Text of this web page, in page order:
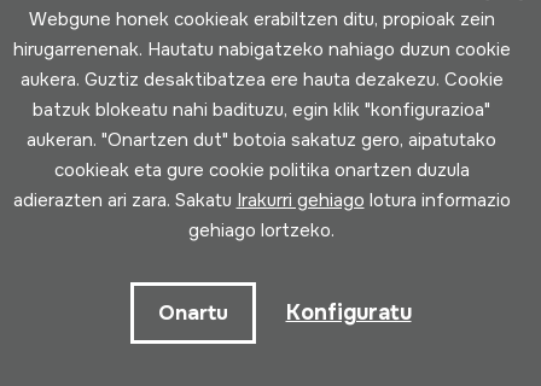
Harremanetarako
943 493 578
soinuenea@soinuenea.eus
Tornola kalea, 6 - 20180 OIARTZUN
Google Maps-en ikusi
Webgune honek cookieak erabiltzen ditu, propioak zein
hirugarrenenak. Hautatu nabigatzeko nahiago duzun cookie
aukera. Guztiz desaktibatzea ere hauta dezakezu. Cookie
batzuk blokeatu nahi badituzu, egin klik "konfigurazioa"
aukeran. "Onartzen dut" botoia sakatuz gero, aipatutako
cookieak eta gure cookie politika onartzen duzula
adierazten ari zara. Sakatu Irakurri gehiago lotura informazio
gehiago lortzeko.
Onartu Konfiguratu